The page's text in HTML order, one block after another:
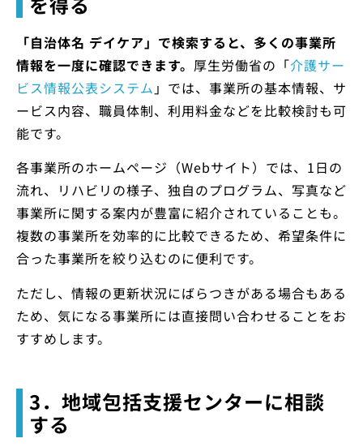
「自治体名 デイケア」で検索すると、多くの事業所
情報を一度に確認できます。 厚生労働省の「介護サー
ビス情報公表システム 」では、事業所の基本情報、サ
ービス内容、職員体制、利用料金などを比較検討も可
能です。
各事業所のホームページ（Webサイト）では、1日の
流れ、リハビリの様子、独自のプログラム、写真など
事業所に関する案内が豊富に紹介されていることも。
複数の事業所を効率的に比較できるため、希望条件に
合った事業所を絞り込むのに便利です。
ただし、情報の更新状況にばらつきがある場合もある
ため、気になる事業所には直接問い合わせることをお
すすめします。
3．地域包括支援センターに相談
する